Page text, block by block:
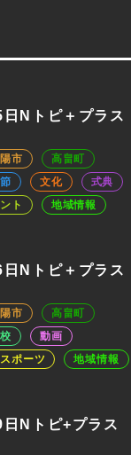
Nトピ＋プラス
市
高畠町
文化
式典
ト 地域情報
Nトピ＋プラス
市
高畠町
動画
スポーツ 地域情報
Nトピ+プラス